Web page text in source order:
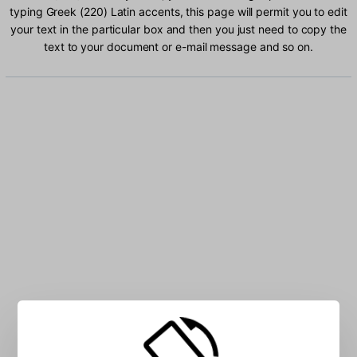
typing Greek (220) Latin accents, this page will permit you to edit
your text in the particular box and then you just need to copy the
text to your document or e-mail message and so on.
Type Greek (220) Latin characters into the box: